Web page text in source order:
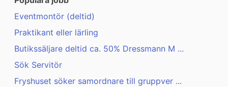
Eventmontör (deltid)
Praktikant eller lärling
Butikssäljare deltid ca. 50% Dressmann M ...
Sök Servitör
Fryshuset söker samordnare till gruppver ...